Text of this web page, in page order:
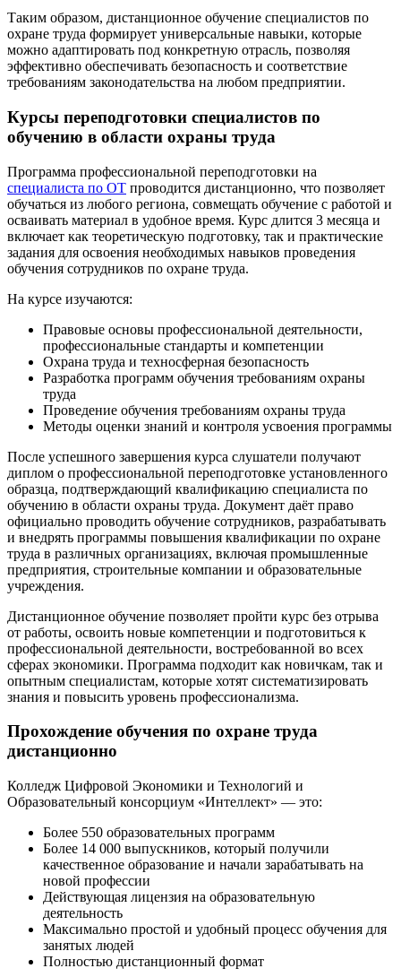
Таким образом, дистанционное обучение специалистов по
охране труда формирует универсальные навыки, которые
можно адаптировать под конкретную отрасль, позволяя
эффективно обеспечивать безопасность и соответствие
требованиям законодательства на любом предприятии.
Курсы переподготовки специалистов по
обучению в области охраны труда
Программа профессиональной переподготовки на
специалиста по ОТ проводится дистанционно, что позволяет
обучаться из любого региона, совмещать обучение с работой и
осваивать материал в удобное время. Курс длится 3 месяца и
включает как теоретическую подготовку, так и практические
задания для освоения необходимых навыков проведения
обучения сотрудников по охране труда.
На курсе изучаются:
Правовые основы профессиональной деятельности,
профессиональные стандарты и компетенции
Охрана труда и техносферная безопасность
Разработка программ обучения требованиям охраны
труда
Проведение обучения требованиям охраны труда
Методы оценки знаний и контроля усвоения программы
После успешного завершения курса слушатели получают
диплом о профессиональной переподготовке установленного
образца, подтверждающий квалификацию специалиста по
обучению в области охраны труда. Документ даёт право
официально проводить обучение сотрудников, разрабатывать
и внедрять программы повышения квалификации по охране
труда в различных организациях, включая промышленные
предприятия, строительные компании и образовательные
учреждения.
Дистанционное обучение позволяет пройти курс без отрыва
от работы, освоить новые компетенции и подготовиться к
профессиональной деятельности, востребованной во всех
сферах экономики. Программа подходит как новичкам, так и
опытным специалистам, которые хотят систематизировать
знания и повысить уровень профессионализма.
Прохождение обучения по охране труда
дистанционно
Колледж Цифровой Экономики и Технологий и
Образовательный консорциум «Интеллект» — это:
Более 550 образовательных программ
Более 14 000 выпускников, который получили
качественное образование и начали зарабатывать на
новой профессии
Действующая лицензия на образовательную
деятельность
Максимально простой и удобный процесс обучения для
занятых людей
Полностью дистанционный формат